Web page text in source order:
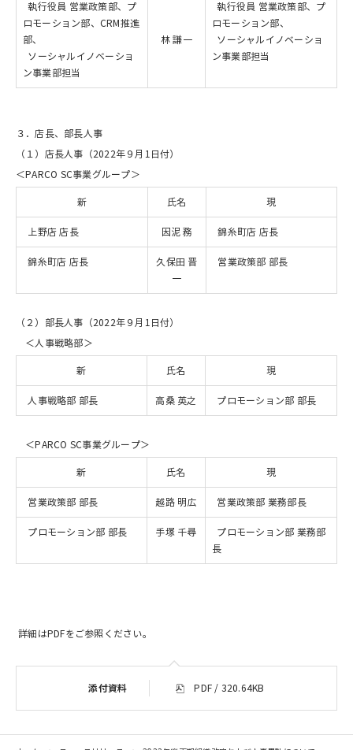
執行役員 営業政策部、プ
ロモーション部、CRM推進
部、
ソーシャルイノベーショ
ン事業部担当
林 謙一
執行役員 営業政策部、プ
ロモーション部、
ソーシャルイノベーショ
ン事業部担当
３．店長、部長人事
（１）店長人事（2022年９月1日付）
＜PARCO SC事業グループ＞
新 氏名 現
上野店 店長 因泥 務 錦糸町店 店長
錦糸町店 店長
久保田 晋
一
営業政策部 部長
（２）部長人事（2022年９月1日付）
＜人事戦略部＞
新 氏名 現
人事戦略部 部長 高桑 英之 プロモーション部 部長
＜PARCO SC事業グループ＞
新 氏名 現
営業政策部 部長 越路 明広 営業政策部 業務部長
プロモーション部 部長 手塚 千尋
プロモーション部 業務部
長
詳細はPDFをご参照ください。
添付資料 PDF / 320.64KB